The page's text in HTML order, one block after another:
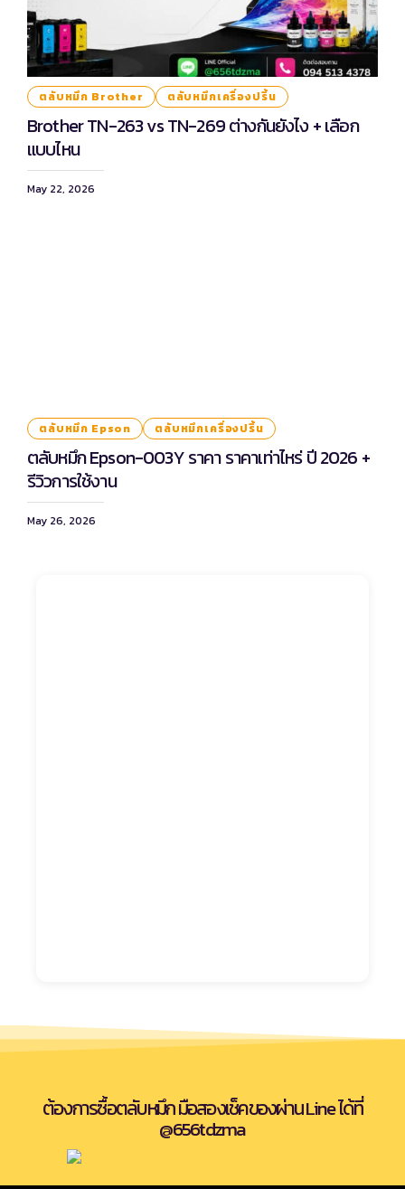
ตลับหมึก Brother ตลับหมึกเครื่องปริ้น
Brother TN-263 vs TN-269 ต่างกันยังไง + เลือก
แบบไหน
May 22, 2026
ตลับหมึก Epson ตลับหมึกเครื่องปริ้น
ตลับหมึก Epson-003Y ราคา ราคาเท่าไหร่ ปี 2026 +
รีวิวการใช้งาน
May 26, 2026
ต้องการซื้อตลับหมึก มือสองเช็คของผ่าน Line ได้ที่
@656tdzma